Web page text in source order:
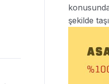
şekilde